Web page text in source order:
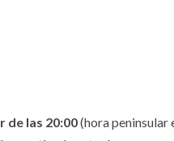
de las 20:00(hora peninsular